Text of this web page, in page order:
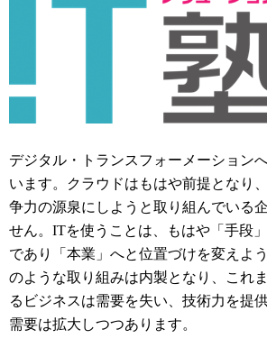
デジタル・トランスフォーメーション
います。クラウドはもはや前提となり
争力の源泉にしようと取り組んでいる
せん。ITを使うことは、もはや「手段
であり「本業」へと位置づけを変えよ
のような取り組みは内製となり、これ
るビジネスは需要を失い、技術力を提
需要は拡大しつつあります。